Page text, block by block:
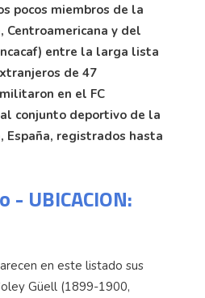
pocos miembros de la
Centroamericana y del
entre la larga lista
de 47
en el FC
conjunto deportivo de la
España, registrados hasta
- UBICACION:
en este listado sus
Güell (1899-1900,